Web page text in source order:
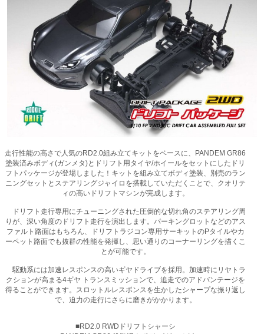
走行性能の高さで人気のRD2.0組み立てキットをベースに、PANDEM GR86
塗装済みボディ(ガンメタ)とドリフト用タイヤ/ホイールをセットにしたドリ
フトパッケージが登場しました！キットを組み立てボディ塗装、別売のラン
ニングセットとステアリングジャイロを搭載していただくことで、クオリテ
ィの高いドリフトマシンが完成します。
ドリフト走行専用にチューニングされた圧倒的な切れ角のステアリング周
りが、深い角度のドリフト走行を演出します。パーキングロットなどのアス
ファルト路面はもちろん、ドリフトラジコン専用サーキットのPタイルやカ
ーペット路面でも抜群の性能を発揮し、思い通りのコーナーリングを描くこ
とが可能です。
駆動系には加速レスポンスの高いギヤドライブを採用。加速時にリヤトラ
クションが高まる4ギヤ トランスミッションで、追走でのアドバンテージを
得ることができます。スロットルレスポンスを生かしたシャープな振り返し
で、迫力の走行にさらに磨きがかかります。
■RD2.0 RWDドリフトシャーシ